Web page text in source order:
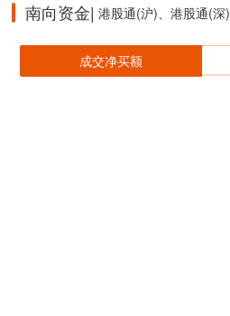
南向资金| 港股通(沪)、港股通(深)
成交净买额